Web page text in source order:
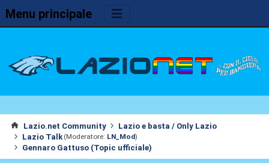
Menu principale
Lazio.net Community
Lazio e basta / Only Lazio
Lazio Talk (Moderatore: LN_Mod)
Gennaro Gattuso (Topic ufficiale)